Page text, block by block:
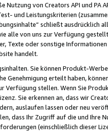
Nutzung von Creators API und PA
und Leistungskriterien
schließt ausdrücklich
alle von uns zur Verfügung
Texte oder sonstige
handelt.
Sie können Produkt-
Genehmigung erteilt haben,
Verfügung stellen. Wenn Sie
Sie erkennen an, dass wir
auslaufen lassen oder neu
dass Ihr Zugriff auf die und Ihre
(einschließlich dieser